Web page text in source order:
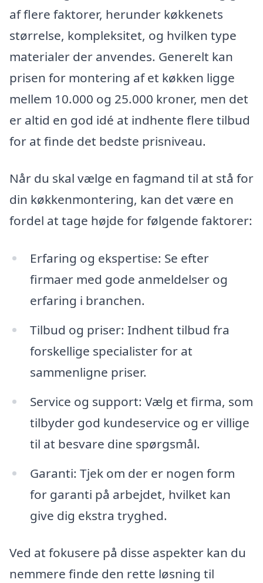
af flere faktorer, herunder køkkenets
størrelse, kompleksitet, og hvilken type
materialer der anvendes. Generelt kan
prisen for montering af et køkken ligge
mellem 10.000 og 25.000 kroner, men det
er altid en god idé at indhente flere tilbud
for at finde det bedste prisniveau.
Når du skal vælge en fagmand til at stå for
din køkkenmontering, kan det være en
fordel at tage højde for følgende faktorer:
Erfaring og ekspertise: Se efter
firmaer med gode anmeldelser og
erfaring i branchen.
Tilbud og priser: Indhent tilbud fra
forskellige specialister for at
sammenligne priser.
Service og support: Vælg et firma, som
tilbyder god kundeservice og er villige
til at besvare dine spørgsmål.
Garanti: Tjek om der er nogen form
for garanti på arbejdet, hvilket kan
give dig ekstra tryghed.
Ved at fokusere på disse aspekter kan du
nemmere finde den rette løsning til